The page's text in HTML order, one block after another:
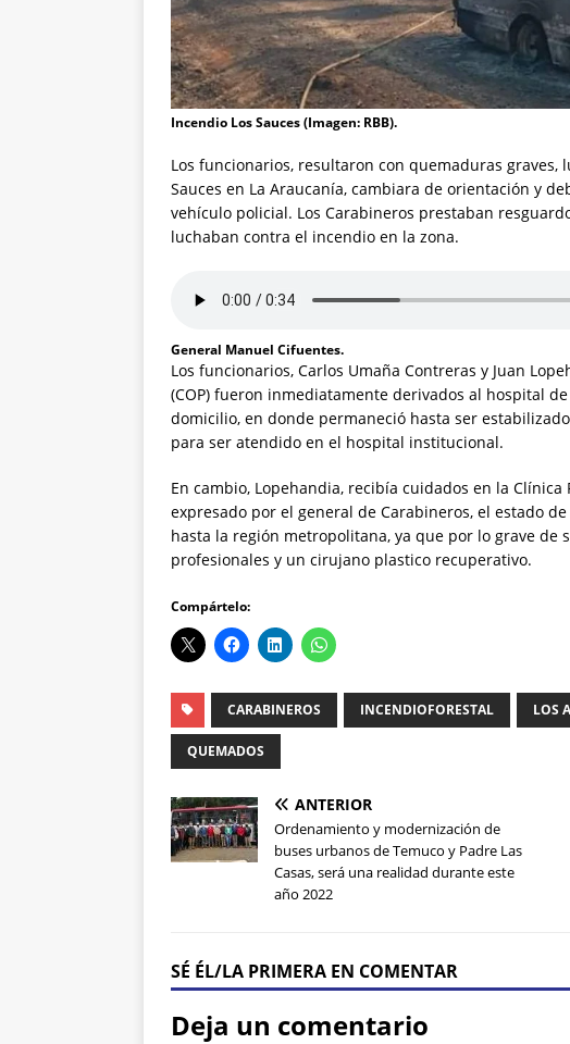
Incendio Los Sauces (Imagen: RBB).
Los funcionarios, resultaron con quemaduras graves,
Sauces en La Araucanía, cambiara de orientación y
vehículo policial. Los Carabineros prestaban
luchaban contra el incendio en la zona.
General Manuel Cifuentes.
Los funcionarios, Carlos Umaña Contreras y Juan
(COP) fueron inmediatamente derivados al hospital
domicilio, en donde permaneció hasta ser
para ser atendido en el hospital institucional.
En cambio, Lopehandia, recibía cuidados en la
expresado por el general de Carabineros, el estado
hasta la región metropolitana, ya que por lo grave de
profesionales y un cirujano plastico recuperativo.
Compártelo:
CARABINEROS INCENDIOFORESTAL LOS
QUEMADOS
ANTERIOR
Ordenamiento y modernización de
buses urbanos de Temuco y Padre Las
Casas, será una realidad durante este
año 2022
SÉ ÉL/LA PRIMERA EN COMENTAR
Deja un comentario